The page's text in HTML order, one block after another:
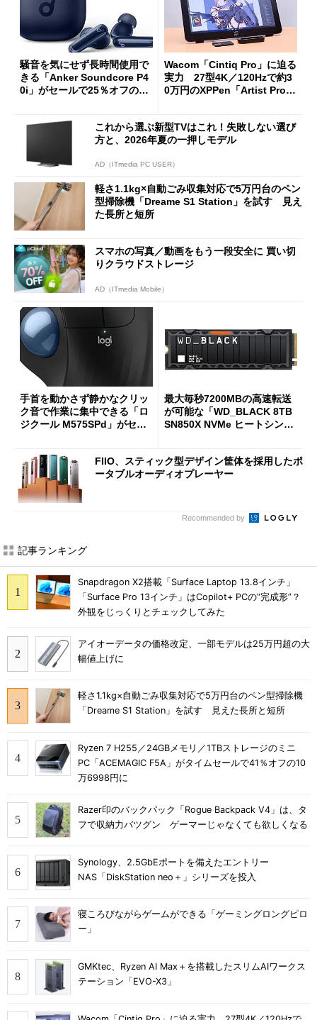
騒音を気にせず長時間使用で
きる「Anker Soundcore P4
0i」がセールで25％オフの59
Wacom「Cintiq Pro」に迫る
実力 27型4K／120Hzで約3
0万円のXPPen「Artist Pro 2
これから選ぶ新型TVはこれ！失敗しない選び
方と、2026年夏の一押しモデル
AD（ITmedia PC USER）
軽さ1.1kg×自動ごみ収集対応で5万円台のペン
型掃除機「Dreame S1 Station」を試す 見え
た長所と短所
スマホの写真／動画をもう一段安全に 買い切
りクラウドストレージ
AD（ITmedia Mobile）
手首を動かさず静かなクリッ
ク音で作業に集中できる「ロ
ジクール M575SPd」がセー
最大毎秒7200MBの高速転送
が可能な「WD_BLACK 8TB
SN850X NVMe ヒートシンク
FIIO、スティック型デザイン筐体を採用したポ
ータブルオーディオプレーヤー
Recommended by
記事ランキング
Snapdragon X2搭載「Surface Laptop 13.8インチ」
「Surface Pro 13インチ」はCopilot+ PCの“完成形”？
外観をじっくりとチェックしてみた
アイオーデータの価格改定、一部モデルは25万円超の大
幅値上げに
軽さ1.1kg×自動ごみ収集対応で5万円台のペン型掃除機
「Dreame S1 Station」を試す 見えた長所と短所
Ryzen 7 H255／24GBメモリ／1TBストレージのミニ
PC「ACEMAGIC F5A」がタイムセールで41％オフの10
万6998円に
Razer印のバックパック「Rogue Backpack V4」は、タ
フで収納力バツグン ゲーマーじゃなくても欲しくなる
Synology、2.5GbEポートを備えたエントリー
NAS「DiskStation neo＋」シリーズを投入
寝ころびながらゲームができる「ゲーミングロングピロ
ー」
GMKtec、Ryzen AI Max＋を搭載したスリムAIワークス
テーション「EVO-X3」